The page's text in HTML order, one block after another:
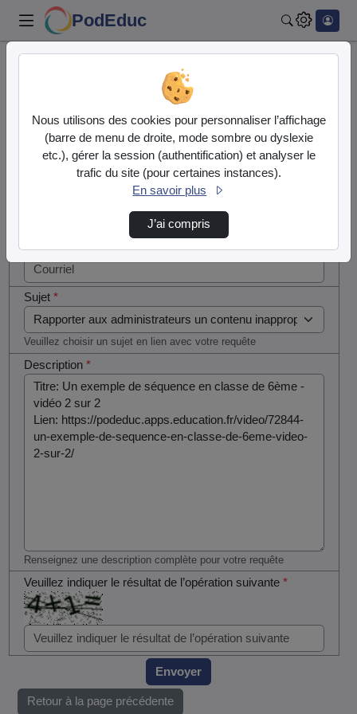
PodEduc
Contactez nous
Votre message
Courriel*
Sujet*
Veuillez choisir un sujet en lien avec votre requête
Description*
Renseignez une description complète pour votre requête
Veuillez indiquer le résultat de l’opération suivante*
si vous
êtes un
humain en
Envoyer
Retour à la page précédente
Nous utilisons des cookies pour personnaliser l’affichage
(barre de menu de droite, mode sombre ou dyslexie
etc.), gérer la session (authentification) et analyser le
trafic du site (pour certaines instances).
En savoir plus
J’ai compris